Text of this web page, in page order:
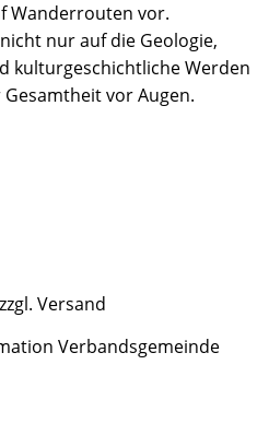
Wanderrouten vor.
nur auf die Geologie,
kulturgeschichtliche Werden
vor Augen.
Versand
Verbandsgemeinde